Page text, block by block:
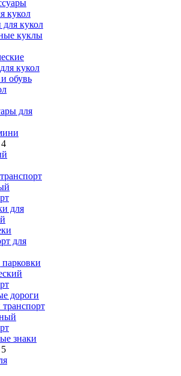
кукол
для кукол
куклы
кукол
обувь
для
для
для
дороги
знаки